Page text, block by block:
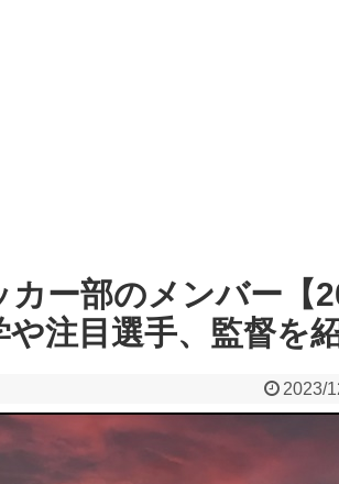
カー部のメンバー【
注目選手、監督を
2023/